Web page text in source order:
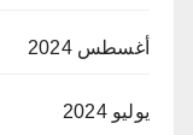
أغسطس 2024
يوليو 2024